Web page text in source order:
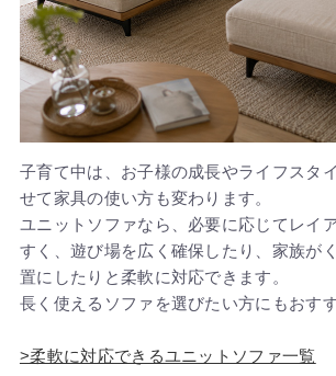
子育て中は、お子様の成長やライフスタ
せて家具の使い方も変わります。
ユニットソファなら、必要に応じてレイ
すく、遊び場を広く確保したり、家族が
置にしたりと柔軟に対応できます。
長く使えるソファを選びたい方にもおすす
>柔軟に対応できるユニットソファ一覧